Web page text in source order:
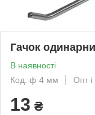
Гачок
В наявності
Код: ф 4 мм
Опт і
13 ₴